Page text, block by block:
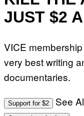
JUST $2
VICE
very best writing
documentaries.
Support for $2 See